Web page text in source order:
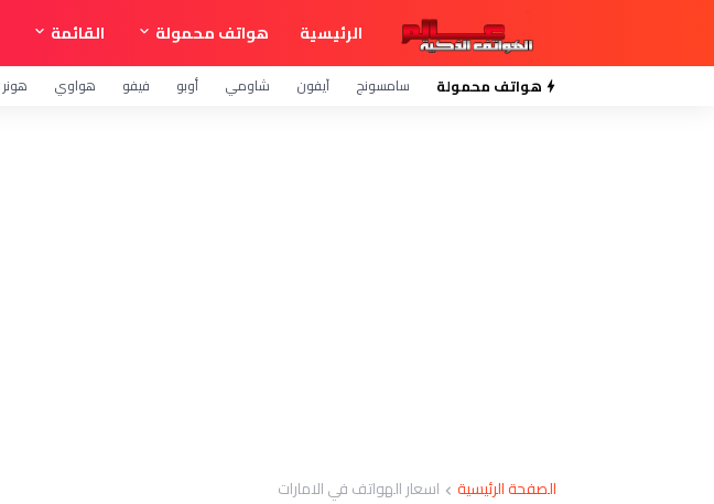
الرئيسية هواتف محمولة القائمة
هواتف محمولة سامسونج آيفون شاومي أوبو فيفو هواوي هونر
الصفحة الرئيسية اسعار الهواتف في الامارات